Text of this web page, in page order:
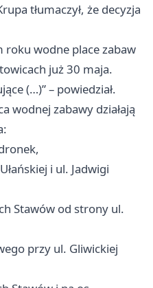
tłumaczył, że decyzja
roku wodne place zabaw
już 30 maja.
(…)” – powiedział.
wodnej zabawy działają
i ul. Jadwigi
Stawów od strony ul.
przy ul. Gliwickiej